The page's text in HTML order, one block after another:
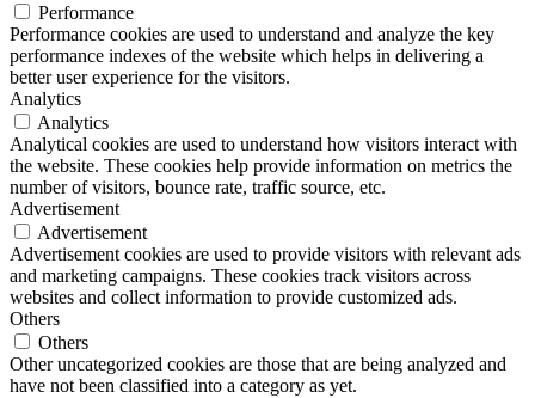
Performance
Performance cookies are used to understand and analyze the key
performance indexes of the website which helps in delivering a
better user experience for the visitors.
Analytics
Analytics
Analytical cookies are used to understand how visitors interact with
the website. These cookies help provide information on metrics the
number of visitors, bounce rate, traffic source, etc.
Advertisement
Advertisement
Advertisement cookies are used to provide visitors with relevant ads
and marketing campaigns. These cookies track visitors across
websites and collect information to provide customized ads.
Others
Others
Other uncategorized cookies are those that are being analyzed and
have not been classified into a category as yet.